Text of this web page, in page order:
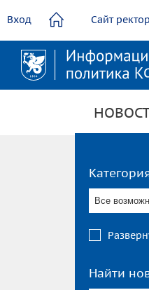
содержанию
Вход Сайт
Все
Найти